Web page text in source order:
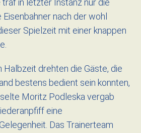
in letzter Instanz nur die
nach der wohl
Spielzeit mit einer knappen
Halbzeit drehten die Gäste, die
bestens bedient sein konnten,
Moritz Podleska vergab
eine
Das Trainerteam